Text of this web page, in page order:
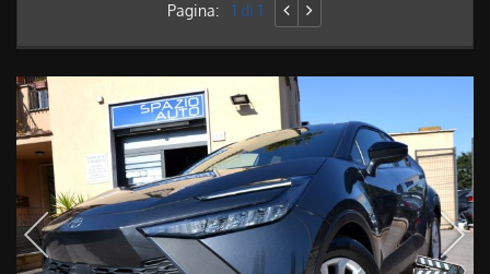
Pagina:1 di 1